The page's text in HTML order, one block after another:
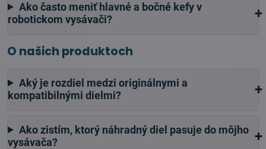
Ako často meniť hlavné a bočné kefy v
robotickom vysávači?
O našich produktoch
Aký je rozdiel medzi originálnymi a
kompatibilnými dielmi?
Ako zistím, ktorý náhradný diel pasuje do môjho
vysávača?